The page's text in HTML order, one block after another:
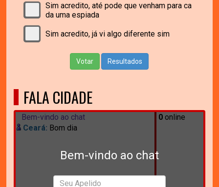
Sim acredito, até pode que venham para ca
da uma espiada
Sim acredito, já vi algo diferente sim
Votar Resultados
FALA CIDADE
Bem-vindo ao chat
Bem-vindo ao chat
Ceará: Bom dia
0online